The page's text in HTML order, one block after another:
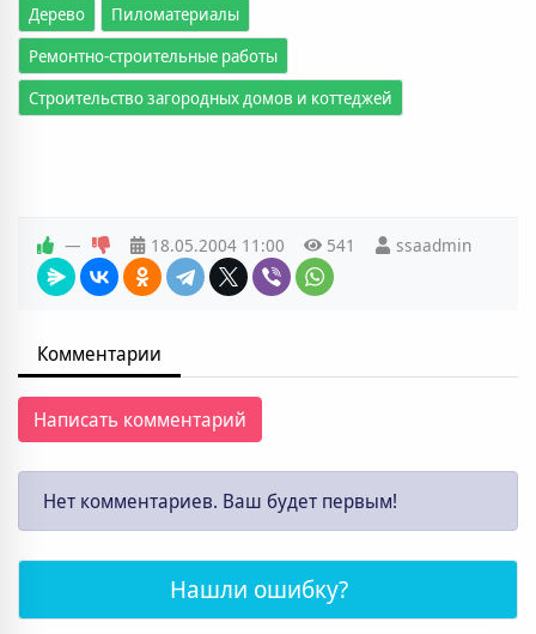
Дерево
Пиломатериалы
Ремонтно-строительные работы
Строительство загородных домов и коттеджей
— 18.05.2004 11:00 541 ssaadmin
Комментарии
Написать комментарий
Нет комментариев. Ваш будет первым!
Нашли ошибку?